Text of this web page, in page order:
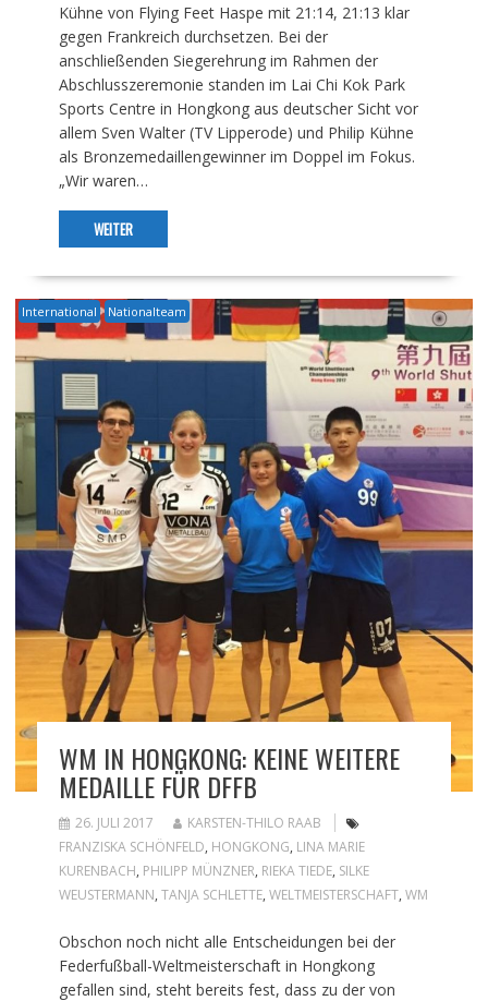
Kühne von Flying Feet Haspe mit 21:14, 21:13 klar
gegen Frankreich durchsetzen. Bei der
anschließenden Siegerehrung im Rahmen der
Abschlusszeremonie standen im Lai Chi Kok Park
Sports Centre in Hongkong aus deutscher Sicht vor
allem Sven Walter (TV Lipperode) und Philip Kühne
als Bronzemedaillengewinner im Doppel im Fokus.
„Wir waren…
WEITER
International Nationalteam
WM IN HONGKONG: KEINE WEITERE
MEDAILLE FÜR DFFB
26. JULI 2017
KARSTEN-THILO RAAB
FRANZISKA SCHÖNFELD, HONGKONG, LINA MARIE
KURENBACH, PHILIPP MÜNZNER, RIEKA TIEDE, SILKE
WEUSTERMANN, TANJA SCHLETTE, WELTMEISTERSCHAFT, WM
Obschon noch nicht alle Entscheidungen bei der
Federfußball-Weltmeisterschaft in Hongkong
gefallen sind, steht bereits fest, dass zu der von